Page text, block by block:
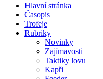
Hlavní stránka
Časopis
Trofeje
Rubriky
Novinky
Zajímavosti
Taktiky lovu
Kapři